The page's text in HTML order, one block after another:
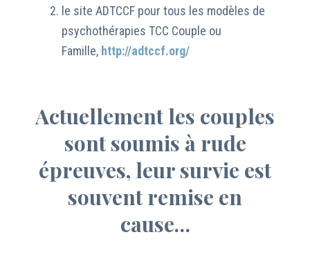
le site ADTCCF pour tous les modèles de
psychothérapies TCC Couple ou
Famille, http://adtccf.org/
Actuellement les couples
sont soumis à rude
épreuves, leur survie est
souvent remise en
cause…